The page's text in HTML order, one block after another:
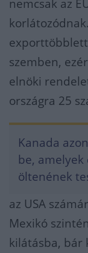
nemcsak az
szemben,
elnöki
országra 25
Kanada
be,
öltenének
az USA
Mexikó
kilátásba, bár